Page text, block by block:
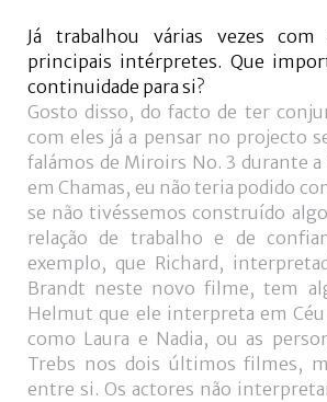
Já trabalhou várias vezes
principais intérpretes. Que
continuidade para si?
Gosto disso, do facto de ter
com eles já a pensar no projecto
falámos de Miroirs No. 3 durante a
em Chamas, eu não teria podido
se não tivéssemos construído
relação de trabalho e de
exemplo, que Richard,
Brandt neste novo filme, tem
Helmut que ele interpreta em Céu
como Laura e Nadia, ou as
Trebs nos dois últimos filmes,
entre si. Os actores não